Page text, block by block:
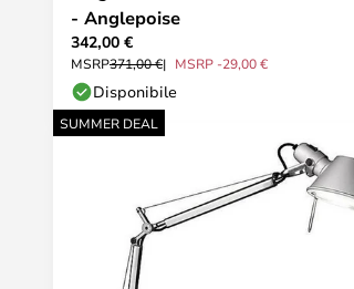
- Anglepoise
342,00 €
MSRP371,00 € MSRP -29,00 €
Disponibile
SUMMER DEAL